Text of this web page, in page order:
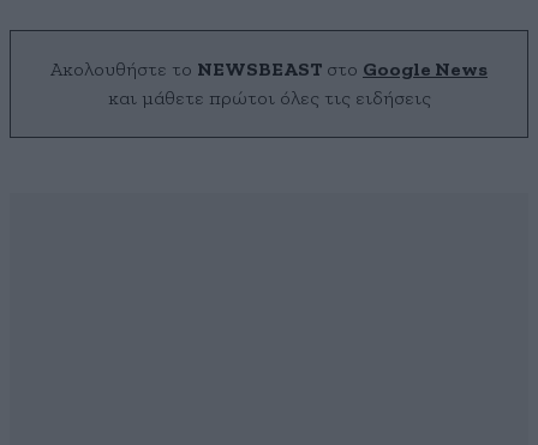
Ακολουθήστε το NEWSBEAST στο Google News
και μάθετε πρώτοι όλες τις ειδήσεις